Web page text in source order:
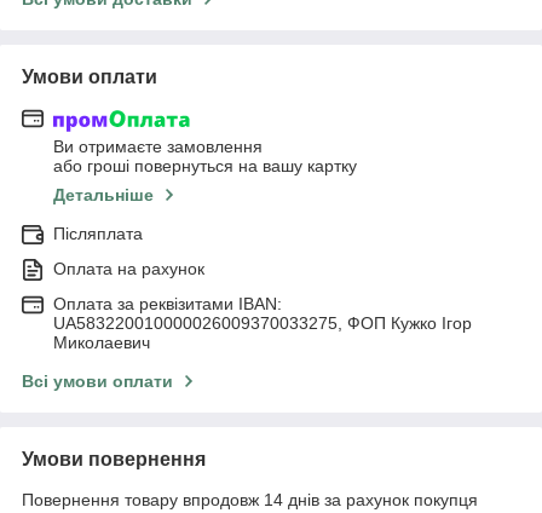
Умови оплати
Ви отримаєте замовлення
або гроші повернуться на вашу картку
Детальніше
Післяплата
Оплата на рахунок
Оплата за реквізитами IBAN:
UA583220010000026009370033275, ФОП Кужко Ігор
Миколаевич
Всі умови оплати
Умови повернення
Повернення товару впродовж 14 днів за рахунок покупця